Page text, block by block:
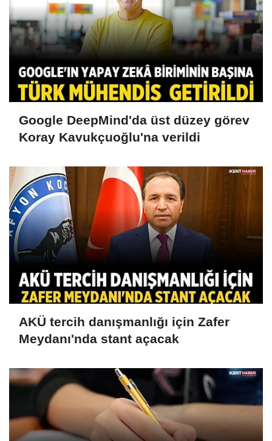
Google DeepMind'da üst düzey görev
Koray Kavukçuoğlu'na verildi
AKÜ tercih danışmanlığı için Zafer
Meydanı'nda stant açacak